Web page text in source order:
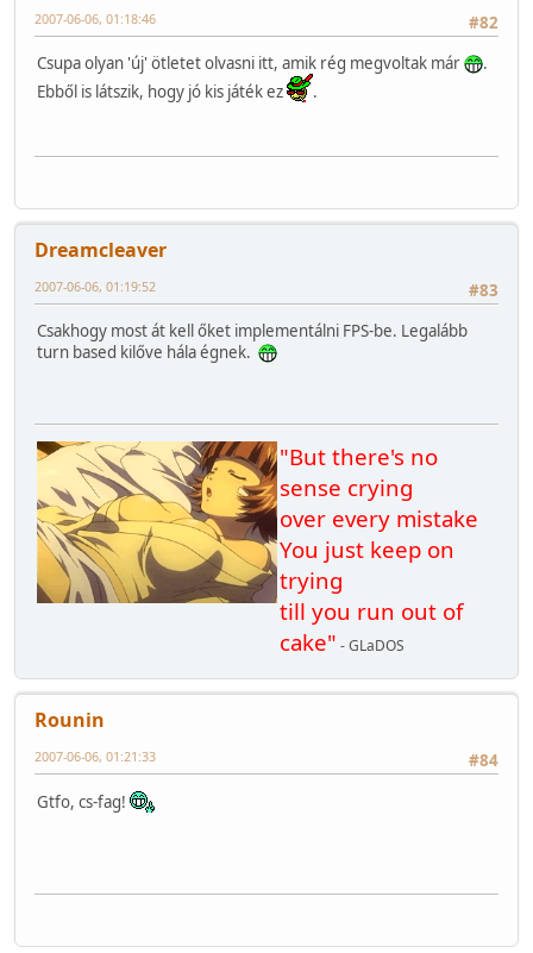
#82
2007-06-06, 01:18:46
Csupa olyan 'új' ötletet olvasni itt, amik rég megvoltak már
.
Ebből is látszik, hogy jó kis játék ez
.
Dreamcleaver
#83
2007-06-06, 01:19:52
Csakhogy most át kell őket implementálni FPS-be. Legalább
turn based kilőve hála égnek.
"But there's no
sense crying
over every mistake
You just keep on
trying
till you run out of
cake" - GLaDOS
Rounin
#84
2007-06-06, 01:21:33
Gtfo, cs-fag!